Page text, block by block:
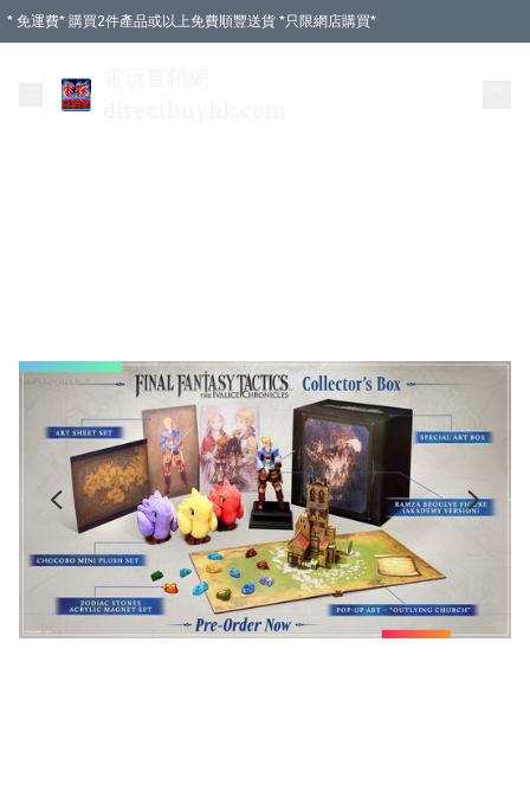
* 免運費* 購買2件產品或以上免費順豐送貨 *只限網店購買*